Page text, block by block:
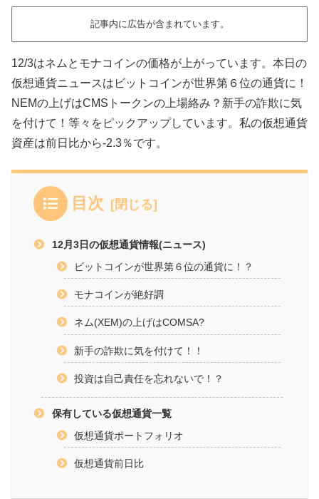
記事内に広告が含まれています。
12/3はネムとモナコインの価格が上がっています。本日の
仮想通貨ニュースはビットコインが世界第６位の通貨に！
NEMの上げはCMSトークンの上場絡み？新手の詐欺に気
を付けて！等々をピックアップしています。私の仮想通貨
資産は前日比から-2.3％です。
目次
12月3日の仮想通貨情報(ニュース)
ビットコインが世界第６位の通貨に！？
モナコインが絶好調
ネム(XEM)の上げはCOMSA?
新手の詐欺に気を付けて！！
投資は自己責任を忘れないで！？
保有している仮想通貨一覧
仮想通貨ポートフォリオ
仮想通貨前日比